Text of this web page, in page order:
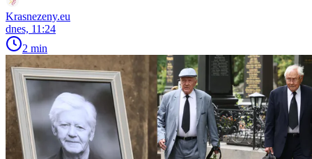
Krasnezeny.eu
dnes, 11:24
2 min